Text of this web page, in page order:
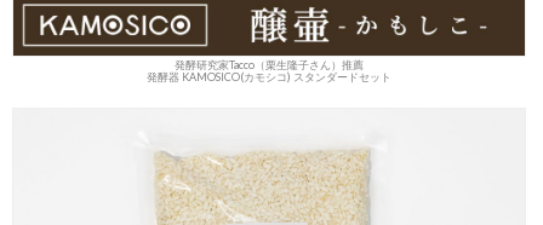
発酵研究家Tacco（栗生隆子さん）推薦
発酵器 KAMOSICO(カモシコ) スタンダードセット